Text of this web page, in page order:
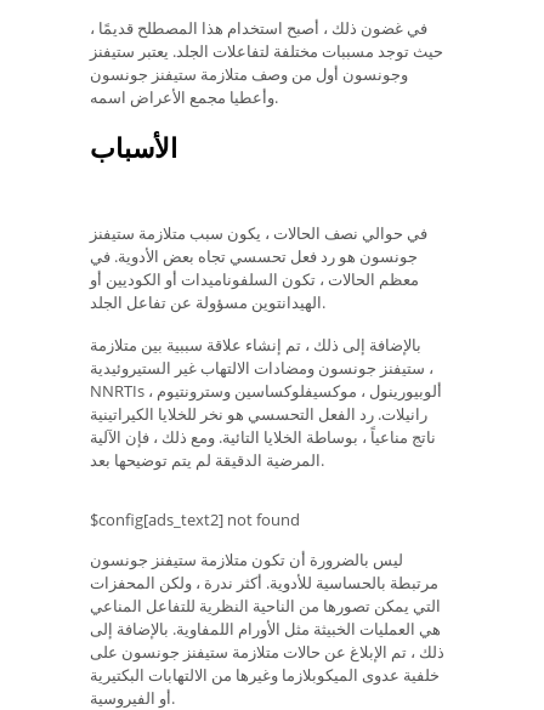
في غضون ذلك ، أصبح استخدام هذا المصطلح قديمًا ،
حيث توجد مسببات مختلفة لتفاعلات الجلد. يعتبر ستيفنز
وجونسون أول من وصف متلازمة ستيفنز جونسون
وأعطيا مجمع الأعراض اسمه.
الأسباب
في حوالي نصف الحالات ، يكون سبب متلازمة ستيفنز
جونسون هو رد فعل تحسسي تجاه بعض الأدوية. في
معظم الحالات ، تكون السلفوناميدات أو الكوديين أو
الهيدانتوين مسؤولة عن تفاعل الجلد.
بالإضافة إلى ذلك ، تم إنشاء علاقة سببية بين متلازمة
ستيفنز جونسون ومضادات الالتهاب غير الستيروئيدية ،
NNRTIs ، ألوبيورينول ، موكسيفلوكساسين وسترونتيوم
رانيلات. رد الفعل التحسسي هو نخر للخلايا الكيراتينية
ناتج مناعياً ، بوساطة الخلايا التائية. ومع ذلك ، فإن الآلية
المرضية الدقيقة لم يتم توضيحها بعد.
$config[ads_text2] not found
ليس بالضرورة أن تكون متلازمة ستيفنز جونسون
مرتبطة بالحساسية للأدوية. أكثر ندرة ، ولكن المحفزات
التي يمكن تصورها من الناحية النظرية للتفاعل المناعي
هي العمليات الخبيثة مثل الأورام اللمفاوية. بالإضافة إلى
ذلك ، تم الإبلاغ عن حالات متلازمة ستيفنز جونسون على
خلفية عدوى الميكوبلازما وغيرها من الالتهابات البكتيرية
أو الفيروسية.